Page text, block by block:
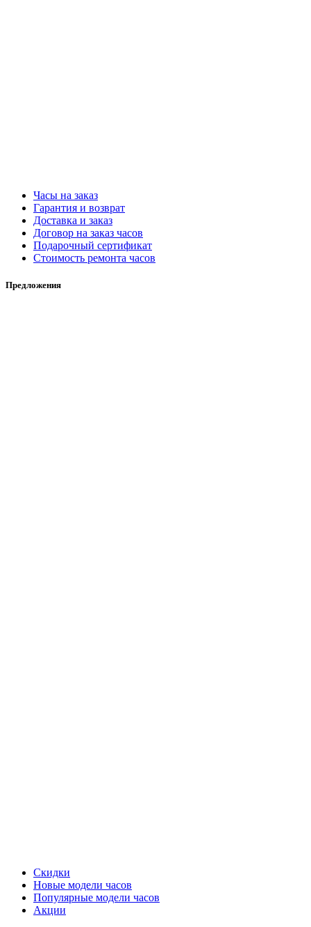
Часы на заказ
Гарантия и возврат
Доставка и заказ
Договор на заказ часов
Подарочный сертификат
Стоимость ремонта часов
Предложения
Скидки
Новые модели часов
Популярные модели часов
Акции